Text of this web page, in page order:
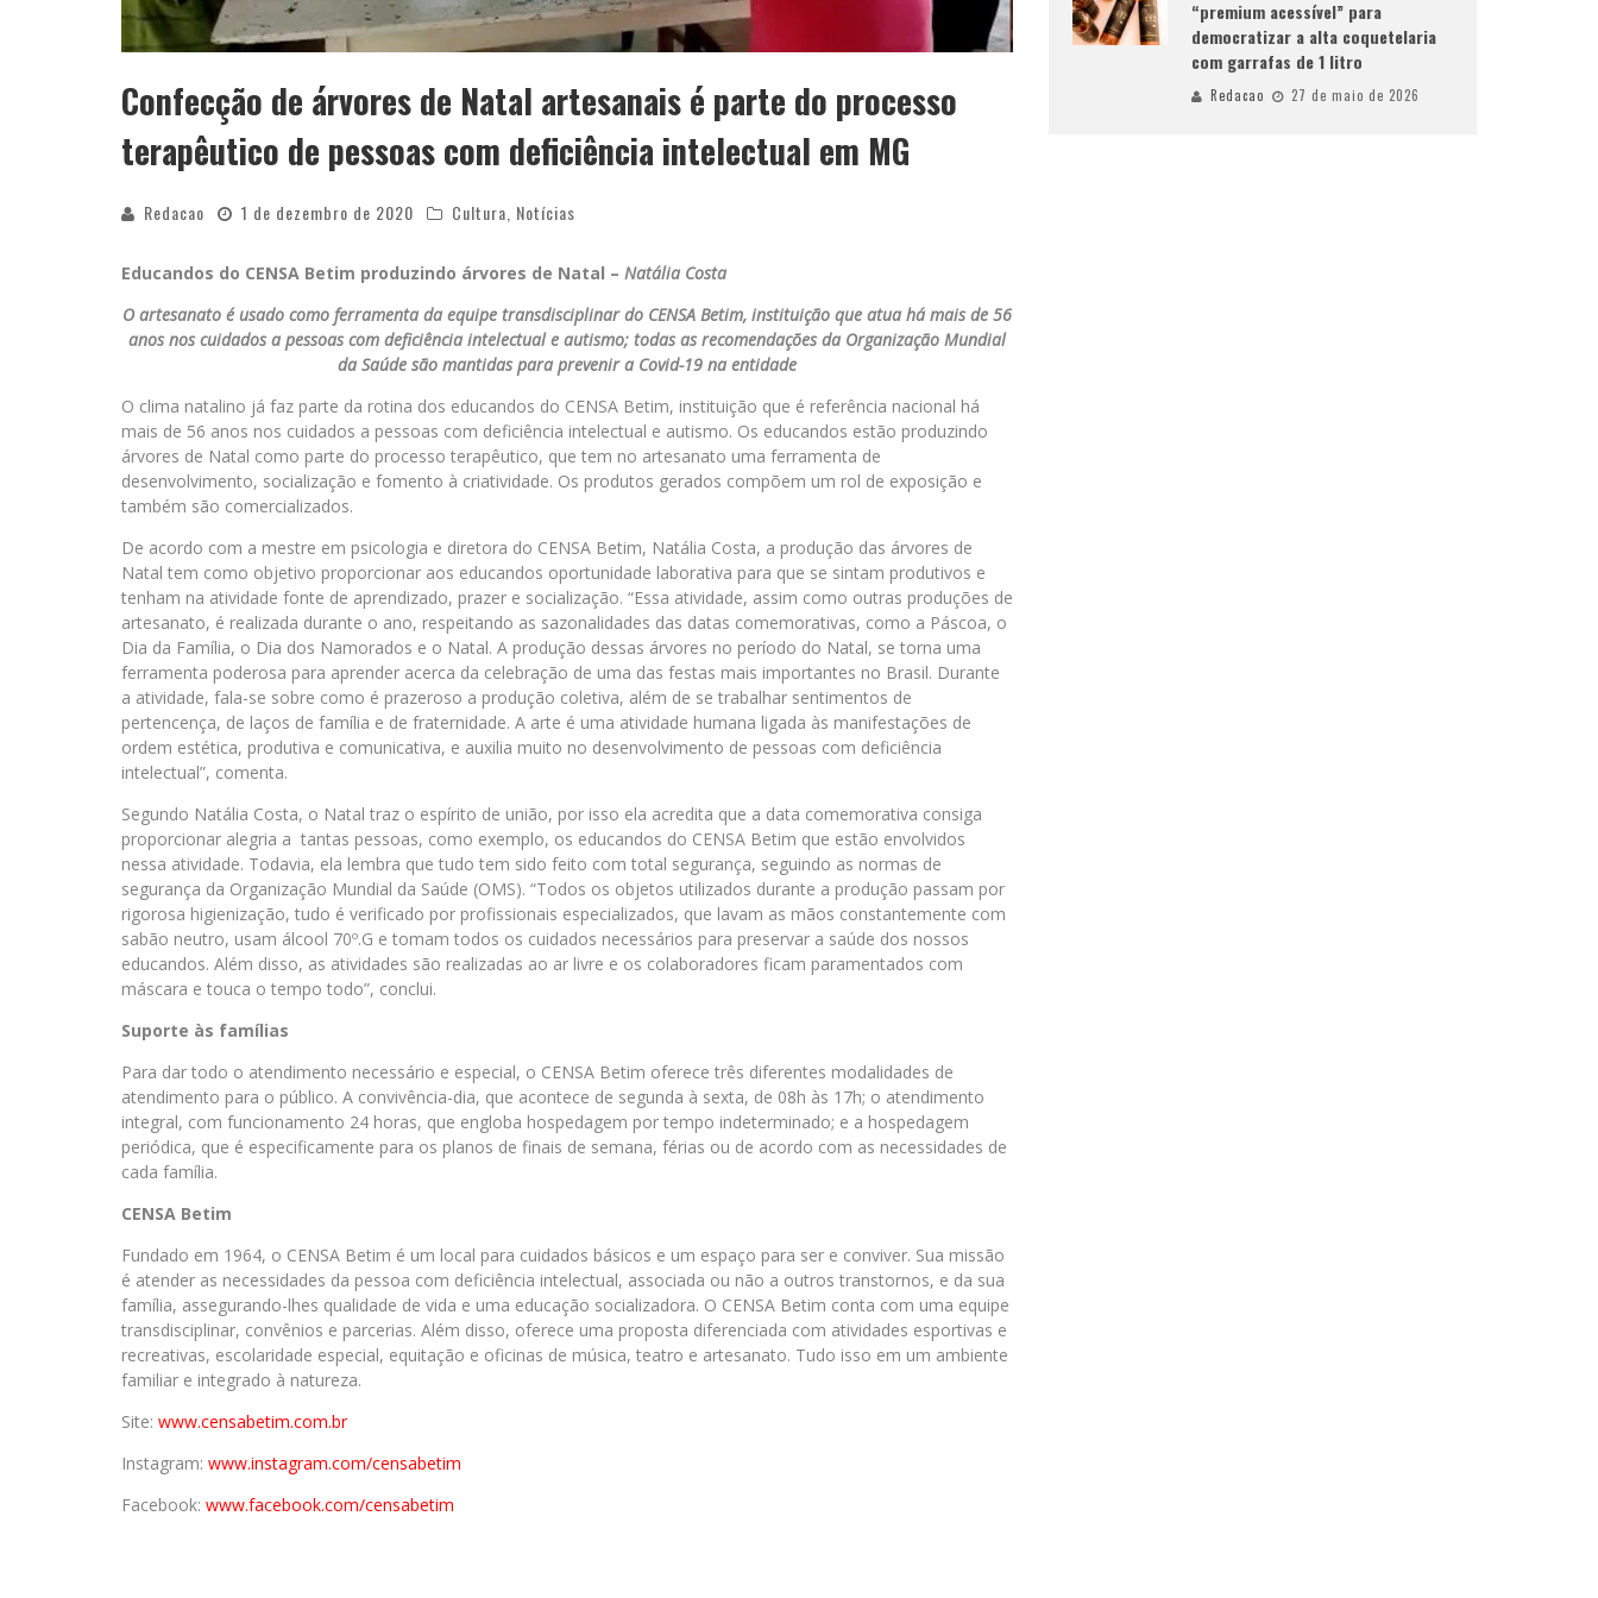
Confecção de árvores de Natal artesanais é parte do processo
terapêutico de pessoas com deficiência intelectual em MG
Redacao 1 de dezembro de 2020 Cultura Notícias
Educandos do CENSA Betim produzindo árvores de Natal – Natália Costa
O artesanato é usado como ferramenta da equipe transdisciplinar do CENSA Betim, instituição que atua há mais de 56
anos nos cuidados a pessoas com deficiência intelectual e autismo; todas as recomendações da Organização Mundial
da Saúde são mantidas para prevenir a Covid-19 na entidade
O clima natalino já faz parte da rotina dos educandos do CENSA Betim, instituição que é referência nacional há
mais de 56 anos nos cuidados a pessoas com deficiência intelectual e autismo. Os educandos estão produzindo
árvores de Natal como parte do processo terapêutico, que tem no artesanato uma ferramenta de
desenvolvimento, socialização e fomento à criatividade. Os produtos gerados compõem um rol de exposição e
também são comercializados.
De acordo com a mestre em psicologia e diretora do CENSA Betim, Natália Costa, a produção das árvores de
Natal tem como objetivo proporcionar aos educandos oportunidade laborativa para que se sintam produtivos e
tenham na atividade fonte de aprendizado, prazer e socialização. “Essa atividade, assim como outras produções de
artesanato, é realizada durante o ano, respeitando as sazonalidades das datas comemorativas, como a Páscoa, o
Dia da Família, o Dia dos Namorados e o Natal. A produção dessas árvores no período do Natal, se torna uma
ferramenta poderosa para aprender acerca da celebração de uma das festas mais importantes no Brasil. Durante
a atividade, fala-se sobre como é prazeroso a produção coletiva, além de se trabalhar sentimentos de
pertencença, de laços de família e de fraternidade. A arte é uma atividade humana ligada às manifestações de
ordem estética, produtiva e comunicativa, e auxilia muito no desenvolvimento de pessoas com deficiência
intelectual”, comenta.
Segundo Natália Costa, o Natal traz o espírito de união, por isso ela acredita que a data comemorativa consiga
proporcionar alegria a tantas pessoas, como exemplo, os educandos do CENSA Betim que estão envolvidos
nessa atividade. Todavia, ela lembra que tudo tem sido feito com total segurança, seguindo as normas de
segurança da Organização Mundial da Saúde (OMS). “Todos os objetos utilizados durante a produção passam por
rigorosa higienização, tudo é verificado por profissionais especializados, que lavam as mãos constantemente com
sabão neutro, usam álcool 70º.G e tomam todos os cuidados necessários para preservar a saúde dos nossos
educandos. Além disso, as atividades são realizadas ao ar livre e os colaboradores ficam paramentados com
máscara e touca o tempo todo”, conclui.
Suporte às famílias
Para dar todo o atendimento necessário e especial, o CENSA Betim oferece três diferentes modalidades de
atendimento para o público. A convivência-dia, que acontece de segunda à sexta, de 08h às 17h; o atendimento
integral, com funcionamento 24 horas, que engloba hospedagem por tempo indeterminado; e a hospedagem
periódica, que é especificamente para os planos de finais de semana, férias ou de acordo com as necessidades de
cada família.
CENSA Betim
Fundado em 1964, o CENSA Betim é um local para cuidados básicos e um espaço para ser e conviver. Sua missão
é atender as necessidades da pessoa com deficiência intelectual, associada ou não a outros transtornos, e da sua
família, assegurando-lhes qualidade de vida e uma educação socializadora. O CENSA Betim conta com uma equipe
transdisciplinar, convênios e parcerias. Além disso, oferece uma proposta diferenciada com atividades esportivas e
recreativas, escolaridade especial, equitação e oficinas de música, teatro e artesanato. Tudo isso em um ambiente
familiar e integrado à natureza.
Site: www.censabetim.com.br
Instagram: www.instagram.com/censabetim
Facebook: www.facebook.com/censabetim
“premium acessível” para
democratizar a alta coquetelaria
com garrafas de 1 litro
Redacao 27 de maio de 2026